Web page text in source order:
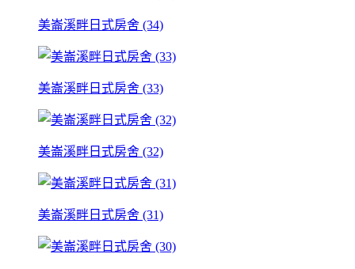
美崙溪畔日式房舍 (34)
美崙溪畔日式房舍 (33)
美崙溪畔日式房舍 (32)
美崙溪畔日式房舍 (31)